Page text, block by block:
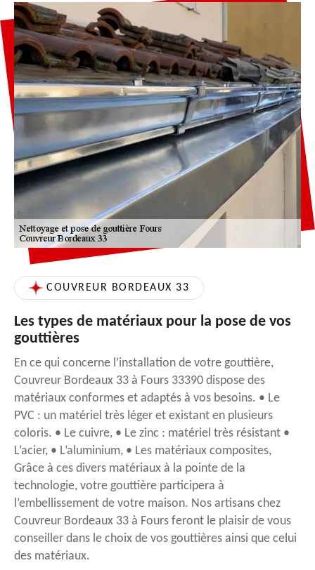
COUVREUR BORDEAUX 33
Les types de matériaux pour la pose de vos
gouttières
En ce qui concerne l’installation de votre gouttière,
Couvreur Bordeaux 33 à Fours 33390 dispose des
matériaux conformes et adaptés à vos besoins. • Le
PVC : un matériel très léger et existant en plusieurs
coloris. • Le cuivre, • Le zinc : matériel très résistant •
L’acier, • L’aluminium, • Les matériaux composites,
Grâce à ces divers matériaux à la pointe de la
technologie, votre gouttière participera à
l’embellissement de votre maison. Nos artisans chez
Couvreur Bordeaux 33 à Fours feront le plaisir de vous
conseiller dans le choix de vos gouttières ainsi que celui
des matériaux.